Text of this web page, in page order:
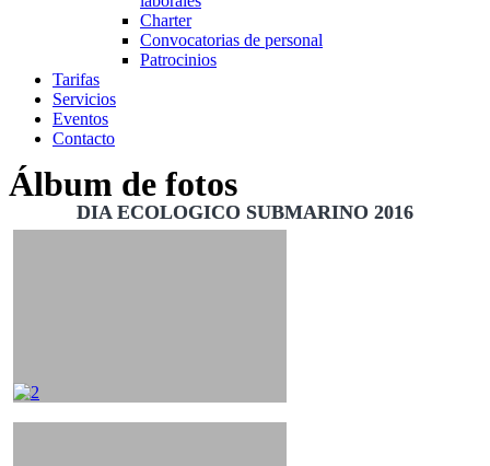
Charter
Convocatorias de personal
Patrocinios
Tarifas
Servicios
Eventos
Contacto
Álbum de fotos
DIA ECOLOGICO SUBMARINO 2016